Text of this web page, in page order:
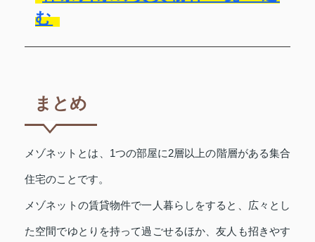
む
まとめ
メゾネットとは、1つの部屋に2層以上の階層がある集合
住宅のことです。
メゾネットの賃貸物件で一人暮らしをすると、広々とし
た空間でゆとりを持って過ごせるほか、友人も招きやす